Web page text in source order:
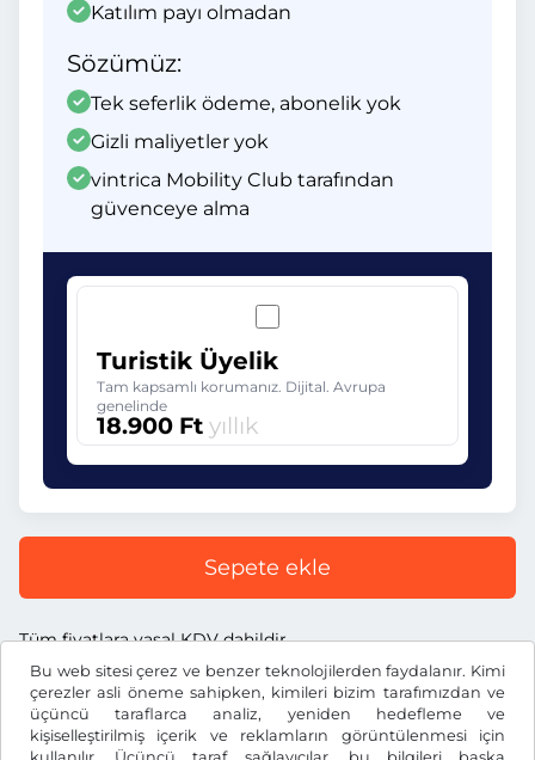
Bu web sitesi çerez ve benzer teknolojilerden faydalanır. Kimi
çerezler asli öneme sahipken, kimileri bizim tarafımızdan ve
üçüncü taraflarca analiz, yeniden hedefleme ve
kişiselleştirilmiş içerik ve reklamların görüntülenmesi için
Katılım payı olmadan
Sözümüz:
Tek seferlik ödeme, abonelik yok
Gizli maliyetler yok
vintrica Mobility Club tarafından
güvenceye alma
Turistik Üyelik
Tam kapsamlı korumanız. Dijital. Avrupa
genelinde
18.900 Ft yıllık
Sepete ekle
Tüm fiyatlara yasal KDV dahildir.